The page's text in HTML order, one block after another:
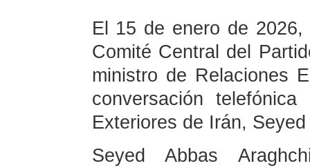
El 15 de enero de
Comité Central del
ministro de Relaciones
conversación
Exteriores de Irán,
Seyed Abbas